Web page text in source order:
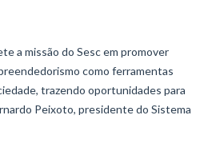
a missão do Sesc em promover
como ferramentas
trazendo oportunidades para
Peixoto, presidente do Sistema